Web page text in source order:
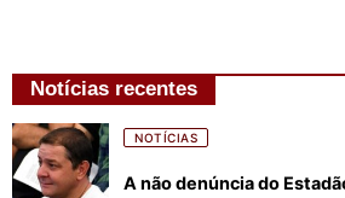
Notícias recentes
NOTÍCIAS
A não denúncia do